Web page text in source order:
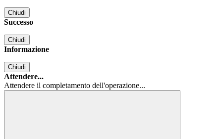
Chiudi
Successo
Chiudi
Informazione
Chiudi
Attendere...
Attendere il completamento dell'operazione...